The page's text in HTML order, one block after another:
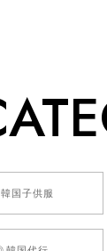
国子供服